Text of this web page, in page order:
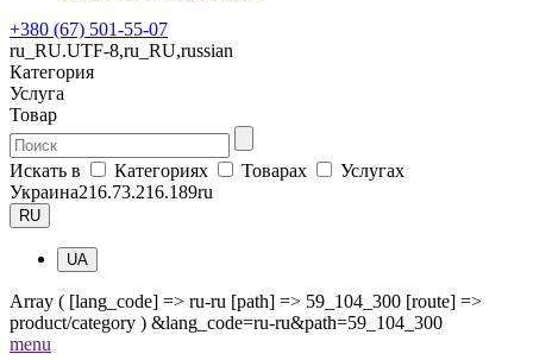
+380 (67) 501-55-07
ru_RU.UTF-8,ru_RU,russian
Категория
Услуга
Товар
Искать в Категориях Товарах
Услугах
Украина216.73.216.189ru
RU
UA
Array ( [lang_code] => ru-ru [path] => 59_104_300 [route] =>
product/category ) &lang_code=ru-ru&path=59_104_300
menu